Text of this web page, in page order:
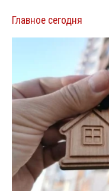
Главное сегодня